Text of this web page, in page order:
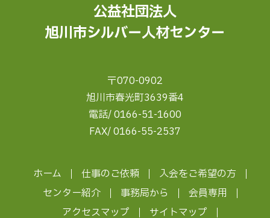
公益社団法人
旭川市シルバー人材センター
〒070-0902
旭川市春光町3639番4
電話/ 0166-51-1600
FAX/ 0166-55-2537
ホーム 仕事のご依頼
入会をご希望の方
センター紹介
事務局から
会員専用
アクセスマップ
サイトマップ